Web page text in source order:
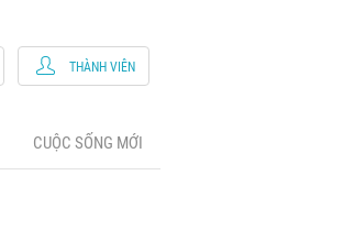
CUỘC SỐNG MỚI
THÀNH VIÊN